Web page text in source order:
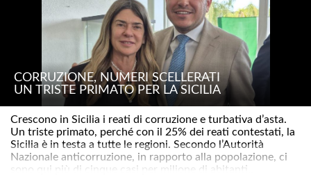
CORRUZIONE, NUMERI SCELLERATI
UN TRISTE PRIMATO PER LA SICILIA
Crescono in Sicilia i reati di corruzione e turbativa d’asta.
Un triste primato, perché con il 25% dei reati contestati, la
Sicilia è in testa a tutte le regioni. Secondo l’Autorità
Nazionale anticorruzione, in rapporto alla popolazione, ci
sono qui più di cinque casi per milione di abitanti..